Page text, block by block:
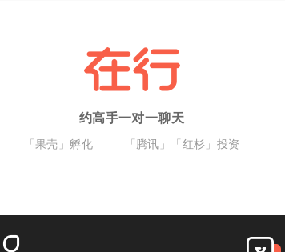
约高手一对一聊天
「果壳」孵化 「腾讯」「红杉」投资